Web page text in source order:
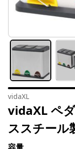
vidaXL
vidaXL ペ
ススチール